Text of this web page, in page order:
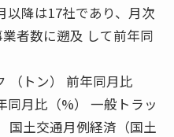
以降は17社であり、月次
者数に遡及 して前年同
（トン） 前年同月比
同月比（%） 一般トラッ
国土交通月例経済（国土